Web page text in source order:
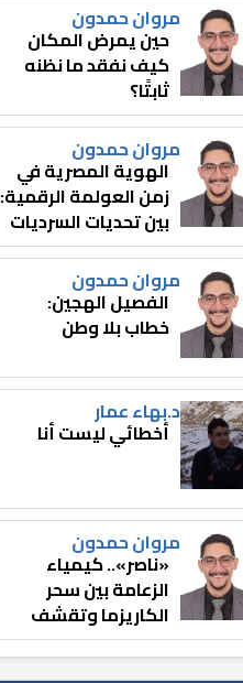
مروان حمدون
حين يمرض المكان
كيف نفقد ما نظنه
ثابتًا؟
مروان حمدون
الهوية المصرية في
زمن العولمة الرقمية:
بين تحديات السرديات
وصناعة الوعي
مروان حمدون
الفصيل الهجين:
خطاب بلا وطن
د.بهاء عمار
أخطائي ليست أنا
مروان حمدون
«ناصر».. كيمياء
الزعامة بين سحر
الكاريزما وتقشف
الثائر